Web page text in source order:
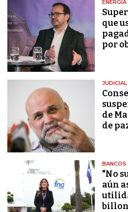
ENERGÍA
que
por
JUDICIAL
de
de
BANCOS
"No
aún